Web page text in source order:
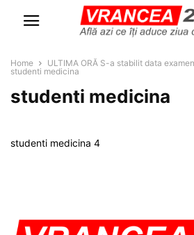
Home
ULTIMA ORĂ S-a stabilit data
studenti medicina
studenti medicina
studenti medicina 4